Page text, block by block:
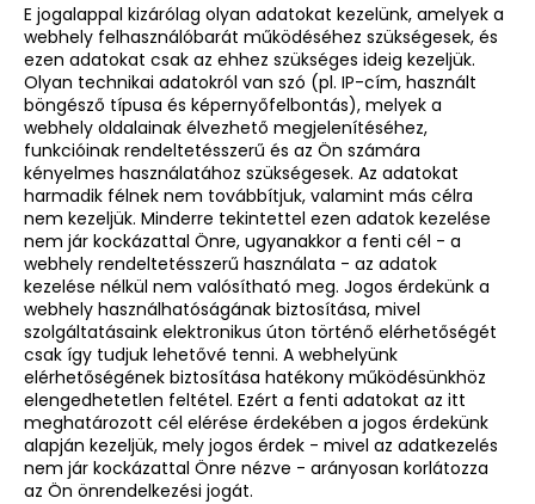
E jogalappal kizárólag olyan adatokat kezelünk, amelyek a
webhely felhasználóbarát működéséhez szükségesek, és
ezen adatokat csak az ehhez szükséges ideig kezeljük.
Olyan technikai adatokról van szó (pl. IP-cím, használt
böngésző típusa és képernyőfelbontás), melyek a
webhely oldalainak élvezhető megjelenítéséhez,
funkcióinak rendeltetésszerű és az Ön számára
kényelmes használatához szükségesek. Az adatokat
harmadik félnek nem továbbítjuk, valamint más célra
nem kezeljük. Minderre tekintettel ezen adatok kezelése
nem jár kockázattal Önre, ugyanakkor a fenti cél - a
webhely rendeltetésszerű használata - az adatok
kezelése nélkül nem valósítható meg. Jogos érdekünk a
webhely használhatóságának biztosítása, mivel
szolgáltatásaink elektronikus úton történő elérhetőségét
csak így tudjuk lehetővé tenni. A webhelyünk
elérhetőségének biztosítása hatékony működésünkhöz
elengedhetetlen feltétel. Ezért a fenti adatokat az itt
meghatározott cél elérése érdekében a jogos érdekünk
alapján kezeljük, mely jogos érdek - mivel az adatkezelés
nem jár kockázattal Önre nézve - arányosan korlátozza
az Ön önrendelkezési jogát.